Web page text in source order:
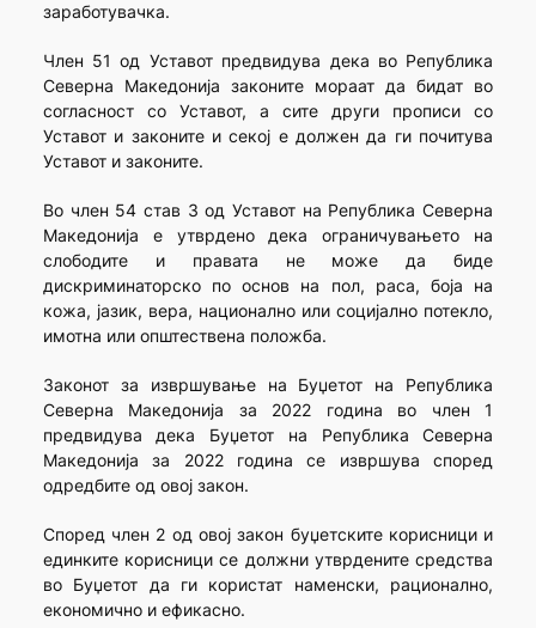
заработувачка.
Член 51 од Уставот предвидува дека во Република
Северна Македонија законите мораат да бидат во
согласност со Уставот, а сите други прописи со
Уставот и законите и секој е должен да ги почитува
Уставот и законите.
Во член 54 став 3 од Уставот на Република Северна
Македонија е утврдено дека ограничувањето на
слободите и правата не може да биде
дискриминаторско по основ на пол, раса, боја на
кожа, јазик, вера, национално или социјално потекло,
имотна или општествена положба.
Законот за извршување на Буџетот на Република
Северна Македонија за 2022 година во член 1
предвидува дека Буџетот на Република Северна
Македонија за 2022 година се извршува според
одредбите од овој закон.
Според член 2 од овој закон буџетските корисници и
единките корисници се должни утврдените средства
во Буџетот да ги користат наменски, рационално,
економично и ефикасно.